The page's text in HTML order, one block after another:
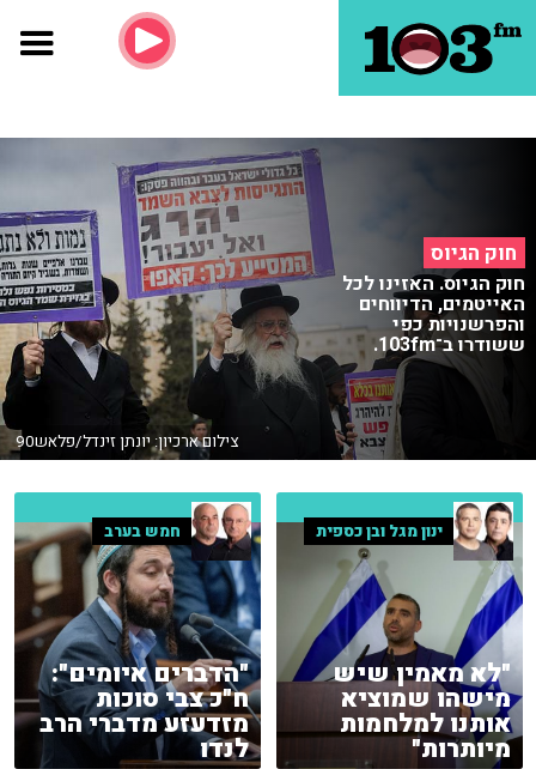
חוק הגיוס
חוק הגיוס. האזינו לכל
האייטמים, הדיווחים
והפרשנויות כפי
ששודרו ב־103fm.
צילום ארכיון: יונתן זינדל/פלאש90
ינון מגל ובן כספית
"לא מאמין שיש
מישהו שמוציא
אותנו למלחמות
מיותרות"
חמש בערב
"הדברים איומים":
ח"כ צבי סוכות
מזדעזע מדברי הרב
לנדו